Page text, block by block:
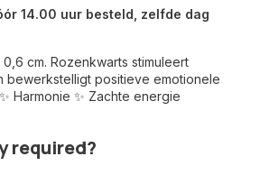
14.00 uur besteld, zelfde dag
cm. Rozenkwarts stimuleert
bewerkstelligt positieve emotionele
Harmonie ✨ Zachte energie
required?